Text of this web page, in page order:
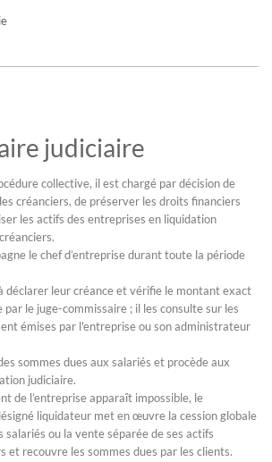
judiciaire
collective, il est chargé par décision de
créanciers, de préserver les droits financiers
les actifs des entreprises en liquidation
le chef d’entreprise durant toute la période
déclarer leur créance et vérifie le montant exact
le juge-commissaire ; il les consulte sur les
émises par l'entreprise ou son administrateur
sommes dues aux salariés et procède aux
judiciaire.
de l’entreprise apparaît impossible, le
liquidateur met en œuvre la cession globale
salariés ou la vente séparée de ses actifs
et recouvre les sommes dues par les clients.